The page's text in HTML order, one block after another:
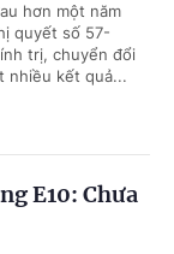
hơn một năm
quyết số 57-
trị, chuyển đổi
nhiều kết quả...
E10: Chưa